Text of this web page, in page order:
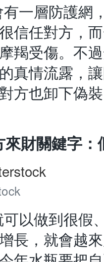
一層防護網
信任對方，
羯受傷。不
真情流露，
方也卸下偽
財關鍵字：
以做到很假
長，就會越